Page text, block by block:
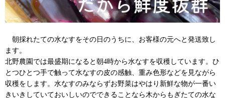
朝採れたての水なすをその日のうちに、お客様の元へと発送致し
ます。
北野農園では最盛期になると朝4時から水なすを収穫しています。ひ
とつひとつ手で触って水なすの皮の感触、重み色形などを見ながら
収穫をします。水なすのみならずお野菜はやはり新鮮な物が一番い
きいきしていておいしいのでできることなら木からもぎたての水な